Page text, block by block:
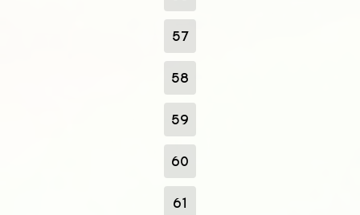
57
58
59
60
61